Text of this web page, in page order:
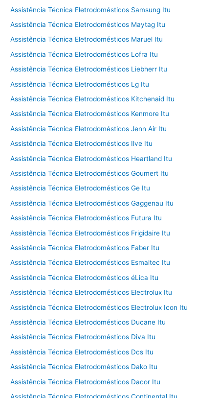
Assistência Técnica Eletrodomésticos Samsung Itu
Assistência Técnica Eletrodomésticos Maytag Itu
Assistência Técnica Eletrodomésticos Maruel Itu
Assistência Técnica Eletrodomésticos Lofra Itu
Assistência Técnica Eletrodomésticos Liebherr Itu
Assistência Técnica Eletrodomésticos Lg Itu
Assistência Técnica Eletrodomésticos Kitchenaid Itu
Assistência Técnica Eletrodomésticos Kenmore Itu
Assistência Técnica Eletrodomésticos Jenn Air Itu
Assistência Técnica Eletrodomésticos Ilve Itu
Assistência Técnica Eletrodomésticos Heartland Itu
Assistência Técnica Eletrodomésticos Goumert Itu
Assistência Técnica Eletrodomésticos Ge Itu
Assistência Técnica Eletrodomésticos Gaggenau Itu
Assistência Técnica Eletrodomésticos Futura Itu
Assistência Técnica Eletrodomésticos Frigidaire Itu
Assistência Técnica Eletrodomésticos Faber Itu
Assistência Técnica Eletrodomésticos Esmaltec Itu
Assistência Técnica Eletrodomésticos éLica Itu
Assistência Técnica Eletrodomésticos Electrolux Itu
Assistência Técnica Eletrodomésticos Electrolux Icon Itu
Assistência Técnica Eletrodomésticos Ducane Itu
Assistência Técnica Eletrodomésticos Diva Itu
Assistência Técnica Eletrodomésticos Dcs Itu
Assistência Técnica Eletrodomésticos Dako Itu
Assistência Técnica Eletrodomésticos Dacor Itu